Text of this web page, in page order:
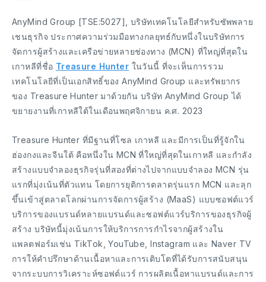
AnyMind Group [TSE:5027], บริษัทเทคโนโลยีสำหรับซัพพลาย
เชนธุรกิจ ประกาศความร่วมมือทางกลยุทธ์กับหนึ่งในบริษัทการ
จัดการผู้สร้างและเครือข่ายหลายช่องทาง (MCN) ที่ใหญ่ที่สุดใน
เกาหลีที่ชื่อ Treasure Hunter ในวันนี้ ที่จะเห็นการรวม
เทคโนโลยีที่เป็นเอกสิทธิ์ของ AnyMind Group และทรัพยากร
ของ Treasure Hunter มาด้วยกัน บริษัท AnyMind Group ได้
ขยายงานที่เกาหลีใต้ในเดือนพฤศจิกายน ค.ศ. 2023
Treasure Hunter ที่มีฐานที่โซล เกาหลี และมีการเป็นที่รู้จักใน
ฮ่องกงและจีนใต้ คือหนึ่งใน MCN ที่ใหญ่ที่สุดในเกาหลี และกำลัง
สร้างแบบจำลองธุรกิจรุ่นที่สองที่ต่างไปจากแบบจำลอง MCN รุ่น
แรกที่มุ่งเน้นที่ตัวแทน โดยการยุติการตลาดรุ่นแรก MCN และลุก
ขึ้นเข้าสู่ตลาดโลกผ่านการจัดการผู้สร้าง (MaaS) แบบซอฟต์แวร์
บริการของแบรนด์หลายแบรนด์และซอฟต์แวร์บริการของธุรกิจผู้
สร้าง บริษัทนี้มุ่งเน้นการให้บริการการกำไรจากผู้สร้างใน
แพลตฟอร์มเช่น TikTok, YouTube, Instagram และ Naver TV
การให้คำปรึกษาด้านเนื้อหาและการเติบโตที่ได้รับการสนับสนุน
จากระบบการวิเคราะห์ซอฟต์แวร์ การผลิตเนื้อหาแบรนด์และการ